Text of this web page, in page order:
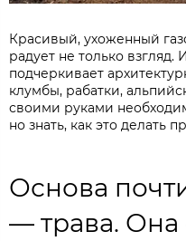
Красивый, ухоженный
радует не только взгляд.
подчеркивает
клумбы, рабатки,
своими руками
но знать, как это делать
Основа
— трава. Она